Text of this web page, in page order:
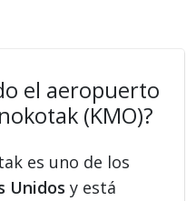
el aeropuerto
(KMO)?
es uno de los
Unidos y está